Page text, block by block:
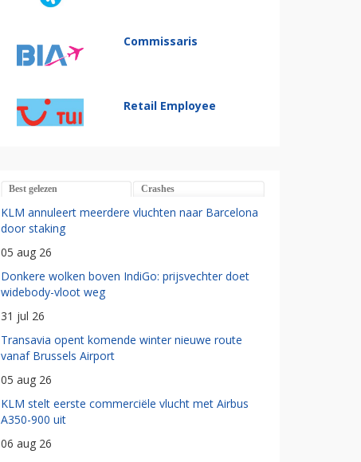
Commissaris
Retail Employee
Best gelezen Crashes
KLM annuleert meerdere vluchten naar Barcelona
door staking
05 aug 26
Donkere wolken boven IndiGo: prijsvechter doet
widebody-vloot weg
31 jul 26
Transavia opent komende winter nieuwe route
vanaf Brussels Airport
05 aug 26
KLM stelt eerste commerciële vlucht met Airbus
A350-900 uit
06 aug 26